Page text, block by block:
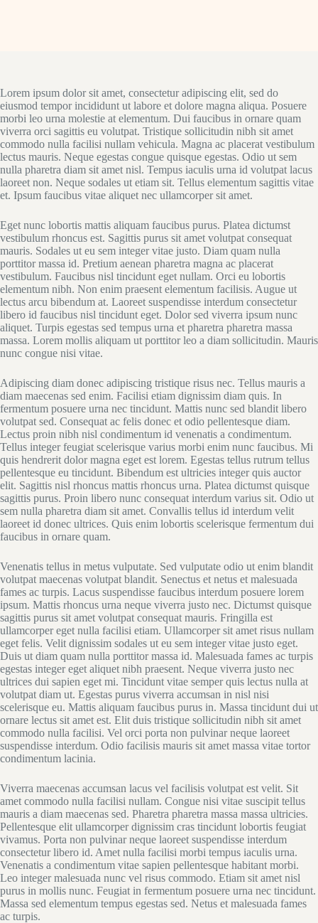
Lorem ipsum dolor sit amet, consectetur adipiscing elit, sed do
eiusmod tempor incididunt ut labore et dolore magna aliqua. Posuere
morbi leo urna molestie at elementum. Dui faucibus in ornare quam
viverra orci sagittis eu volutpat. Tristique sollicitudin nibh sit amet
commodo nulla facilisi nullam vehicula. Magna ac placerat vestibulum
lectus mauris. Neque egestas congue quisque egestas. Odio ut sem
nulla pharetra diam sit amet nisl. Tempus iaculis urna id volutpat lacus
laoreet non. Neque sodales ut etiam sit. Tellus elementum sagittis vitae
et. Ipsum faucibus vitae aliquet nec ullamcorper sit amet.
Eget nunc lobortis mattis aliquam faucibus purus. Platea dictumst
vestibulum rhoncus est. Sagittis purus sit amet volutpat consequat
mauris. Sodales ut eu sem integer vitae justo. Diam quam nulla
porttitor massa id. Pretium aenean pharetra magna ac placerat
vestibulum. Faucibus nisl tincidunt eget nullam. Orci eu lobortis
elementum nibh. Non enim praesent elementum facilisis. Augue ut
lectus arcu bibendum at. Laoreet suspendisse interdum consectetur
libero id faucibus nisl tincidunt eget. Dolor sed viverra ipsum nunc
aliquet. Turpis egestas sed tempus urna et pharetra pharetra massa
massa. Lorem mollis aliquam ut porttitor leo a diam sollicitudin. Mauris
nunc congue nisi vitae.
Adipiscing diam donec adipiscing tristique risus nec. Tellus mauris a
diam maecenas sed enim. Facilisi etiam dignissim diam quis. In
fermentum posuere urna nec tincidunt. Mattis nunc sed blandit libero
volutpat sed. Consequat ac felis donec et odio pellentesque diam.
Lectus proin nibh nisl condimentum id venenatis a condimentum.
Tellus integer feugiat scelerisque varius morbi enim nunc faucibus. Mi
quis hendrerit dolor magna eget est lorem. Egestas tellus rutrum tellus
pellentesque eu tincidunt. Bibendum est ultricies integer quis auctor
elit. Sagittis nisl rhoncus mattis rhoncus urna. Platea dictumst quisque
sagittis purus. Proin libero nunc consequat interdum varius sit. Odio ut
sem nulla pharetra diam sit amet. Convallis tellus id interdum velit
laoreet id donec ultrices. Quis enim lobortis scelerisque fermentum dui
faucibus in ornare quam.
Venenatis tellus in metus vulputate. Sed vulputate odio ut enim blandit
volutpat maecenas volutpat blandit. Senectus et netus et malesuada
fames ac turpis. Lacus suspendisse faucibus interdum posuere lorem
ipsum. Mattis rhoncus urna neque viverra justo nec. Dictumst quisque
sagittis purus sit amet volutpat consequat mauris. Fringilla est
ullamcorper eget nulla facilisi etiam. Ullamcorper sit amet risus nullam
eget felis. Velit dignissim sodales ut eu sem integer vitae justo eget.
Duis ut diam quam nulla porttitor massa id. Malesuada fames ac turpis
egestas integer eget aliquet nibh praesent. Neque viverra justo nec
ultrices dui sapien eget mi. Tincidunt vitae semper quis lectus nulla at
volutpat diam ut. Egestas purus viverra accumsan in nisl nisi
scelerisque eu. Mattis aliquam faucibus purus in. Massa tincidunt dui ut
ornare lectus sit amet est. Elit duis tristique sollicitudin nibh sit amet
commodo nulla facilisi. Vel orci porta non pulvinar neque laoreet
suspendisse interdum. Odio facilisis mauris sit amet massa vitae tortor
condimentum lacinia.
Viverra maecenas accumsan lacus vel facilisis volutpat est velit. Sit
amet commodo nulla facilisi nullam. Congue nisi vitae suscipit tellus
mauris a diam maecenas sed. Pharetra pharetra massa massa ultricies.
Pellentesque elit ullamcorper dignissim cras tincidunt lobortis feugiat
vivamus. Porta non pulvinar neque laoreet suspendisse interdum
consectetur libero id. Amet nulla facilisi morbi tempus iaculis urna.
Venenatis a condimentum vitae sapien pellentesque habitant morbi.
Leo integer malesuada nunc vel risus commodo. Etiam sit amet nisl
purus in mollis nunc. Feugiat in fermentum posuere urna nec tincidunt.
Massa sed elementum tempus egestas sed. Netus et malesuada fames
ac turpis.